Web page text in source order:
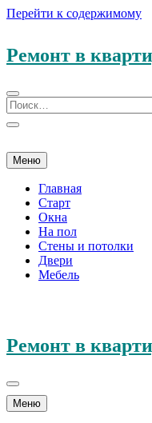
Перейти к содержимому
Ремонт в
Меню
Главная
Старт
Окна
На пол
Стены и потолки
Двери
Мебель
Ремонт в
Меню